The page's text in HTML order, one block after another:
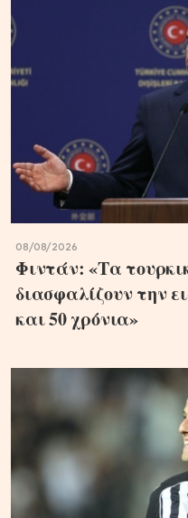
08/08/2026
Φιντάν: «Τα
διασφαλίζουν την
και 50 χρόνια»